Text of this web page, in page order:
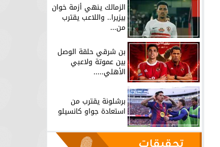
الزمالك ينهي أزمة خوان
بيزيرا.. واللاعب يقترب
من...
بن شرقي حلقة الوصل
بين عموتة ولاعبي
الأهلي.....
برشلونة يقترب من
استعادة جواو كانسيلو